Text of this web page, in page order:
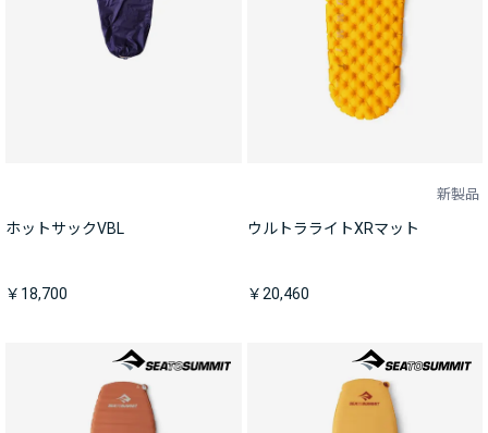
ホットサックVBL
￥18,700
新製品
ウルトラライトXRマット
￥20,460